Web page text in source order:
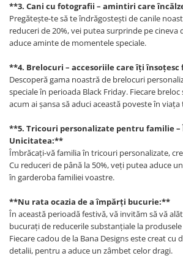
**3. Cani cu fotografii – amintiri care
Pregătește-te să te îndrăgostești de canile
reduceri de 20%, vei putea surprinde pe cineva
aduce aminte de momentele speciale.
**4. Brelocuri – accesoriile care îți însoțesc
Descoperă gama noastră de brelocuri
speciale în perioada Black Friday. Fiecare
acum ai șansa să aduci această poveste în
**5. Tricouri personalizate pentru familie –
Unicitatea:**
Îmbrăcați-vă familia în tricouri personalizate,
Cu reduceri de până la 50%, veți putea aduce
în garderoba familiei voastre.
**Nu rata ocazia de a împărți bucurie:**
În această perioadă festivă, vă invităm să vă
bucurați de reducerile substanțiale la
Fiecare cadou de la Bana Designs este creat cu
detalii, pentru a aduce un zâmbet celor dragi.